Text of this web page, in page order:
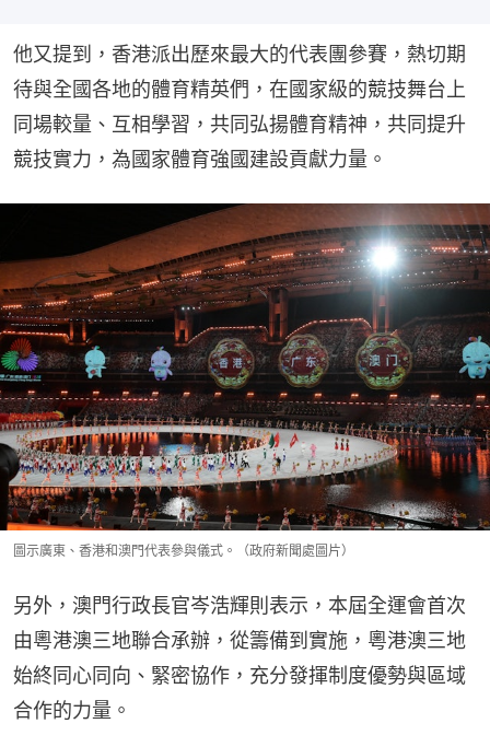
他又提到，香港派出歷來最大的代表團參賽，熱切期
待與全國各地的體育精英們，在國家級的競技舞台上
同場較量、互相學習，共同弘揚體育精神，共同提升
競技實力，為國家體育強國建設貢獻力量。
圖示廣東、香港和澳門代表參與儀式。（政府新聞處圖片）
另外，澳門行政長官岑浩輝則表示，本屆全運會首次
由粵港澳三地聯合承辦，從籌備到實施，粵港澳三地
始終同心同向、緊密協作，充分發揮制度優勢與區域
合作的力量。